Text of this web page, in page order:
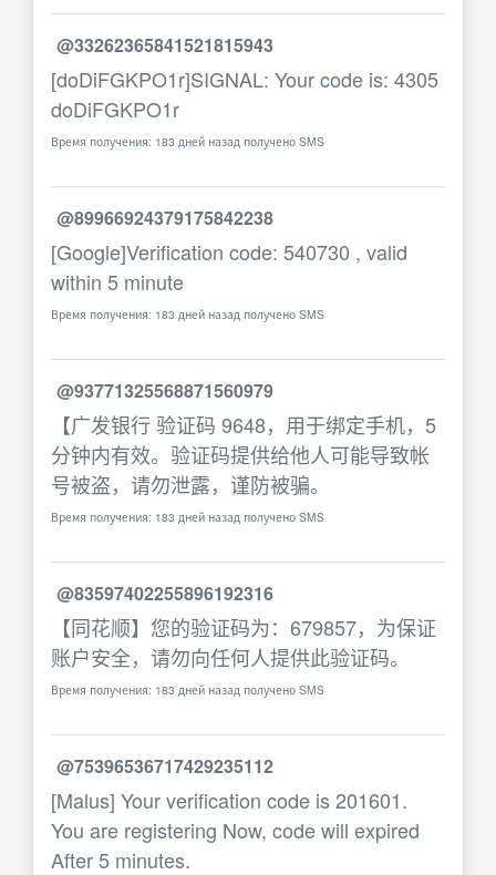
@33262365841521815943
[doDiFGKPO1r]SIGNAL: Your code is: 4305
doDiFGKPO1r
Время получения: 183 дней назад получено SMS
@89966924379175842238
[Google]Verification code: 540730 , valid
within 5 minute
Время получения: 183 дней назад получено SMS
@93771325568871560979
【广发银行 验证码 9648，用于绑定手机，5
分钟内有效。验证码提供给他人可能导致帐
号被盗，请勿泄露，谨防被骗。
Время получения: 183 дней назад получено SMS
@83597402255896192316
【同花顺】您的验证码为：679857，为保证
账户安全，请勿向任何人提供此验证码。
Время получения: 183 дней назад получено SMS
@75396536717429235112
[Malus] Your verification code is 201601.
You are registering Now, code will expired
After 5 minutes.